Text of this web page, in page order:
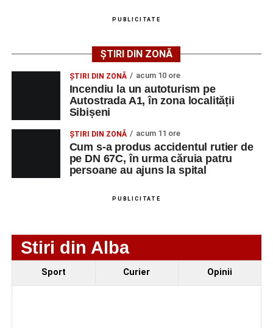
PUBLICITATE
ȘTIRI DIN ZONĂ
ȘTIRI DIN ZONĂ acum 10 ore
Incendiu la un autoturism pe
Autostrada A1, în zona localității
Sibișeni
ȘTIRI DIN ZONĂ acum 11 ore
Cum s-a produs accidentul rutier de
pe DN 67C, în urma căruia patru
persoane au ajuns la spital
PUBLICITATE
Stiri din Alba
Sport Curier Opinii